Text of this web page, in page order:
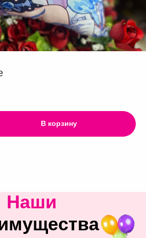
В корзину
Наши